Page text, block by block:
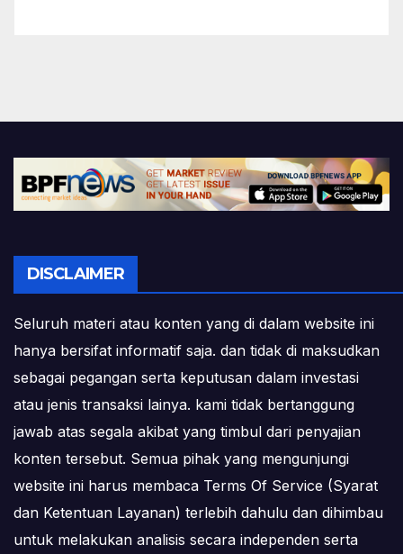
DISCLAIMER
Seluruh materi atau konten yang di dalam website ini
hanya bersifat informatif saja. dan tidak di maksudkan
sebagai pegangan serta keputusan dalam investasi
atau jenis transaksi lainya. kami tidak bertanggung
jawab atas segala akibat yang timbul dari penyajian
konten tersebut. Semua pihak yang mengunjungi
website ini harus membaca Terms Of Service (Syarat
dan Ketentuan Layanan) terlebih dahulu dan dihimbau
untuk melakukan analisis secara independen serta